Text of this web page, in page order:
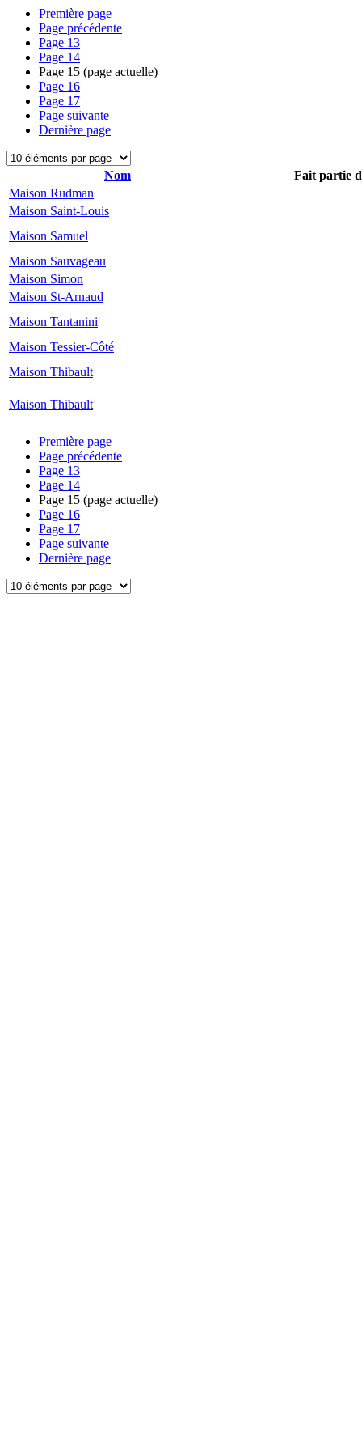
Première page
Page précédente
Page 13
Page 14
Page 15 (page actuelle)
Page 16
Page 17
Page suivante
Dernière page
Nom
Fait partie
Maison Rudman
Maison Saint-Louis
Maison Samuel
Maison Sauvageau
Maison Simon
Maison St-Arnaud
Maison Tantanini
Maison Tessier-Côté
Maison Thibault
Maison Thibault
Première page
Page précédente
Page 13
Page 14
Page 15 (page actuelle)
Page 16
Page 17
Page suivante
Dernière page